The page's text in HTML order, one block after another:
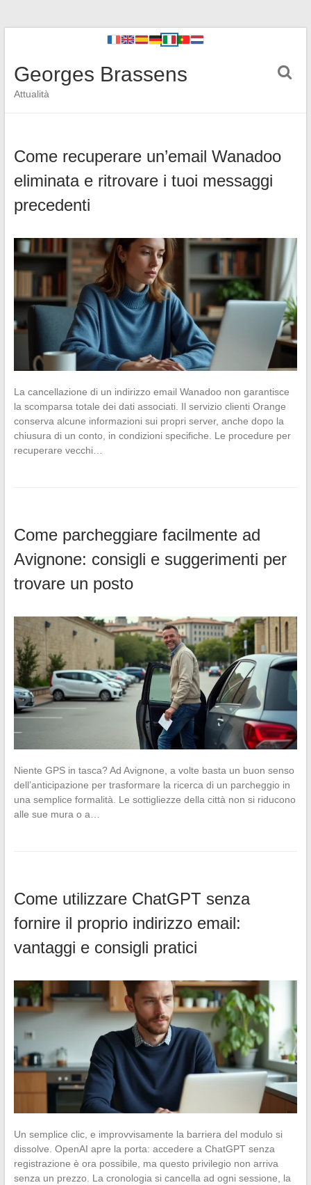
Georges Brassens
Attualità
Come recuperare un’email Wanadoo
eliminata e ritrovare i tuoi messaggi
precedenti
La cancellazione di un indirizzo email Wanadoo non garantisce
la scomparsa totale dei dati associati. Il servizio clienti Orange
conserva alcune informazioni sui propri server, anche dopo la
chiusura di un conto, in condizioni specifiche. Le procedure per
recuperare vecchi…
Come parcheggiare facilmente ad
Avignone: consigli e suggerimenti per
trovare un posto
Niente GPS in tasca? Ad Avignone, a volte basta un buon senso
dell’anticipazione per trasformare la ricerca di un parcheggio in
una semplice formalità. Le sottigliezze della città non si riducono
alle sue mura o a…
Come utilizzare ChatGPT senza
fornire il proprio indirizzo email:
vantaggi e consigli pratici
Un semplice clic, e improvvisamente la barriera del modulo si
dissolve. OpenAI apre la porta: accedere a ChatGPT senza
registrazione è ora possibile, ma questo privilegio non arriva
senza un prezzo. La cronologia si cancella ad ogni sessione, la